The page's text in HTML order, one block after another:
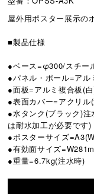
屋外用ポスター展示の
■製品仕様
●ベース=φ300/スチー
●パネル・ポール=ア
●面板=アルミ複合板(
●表面カバー=アクリル
●水タンク(ブラック)
は耐水加工が必要です)
●ポスターサイズ
●有効面サイズ
●重量=6.7kg(注水時)